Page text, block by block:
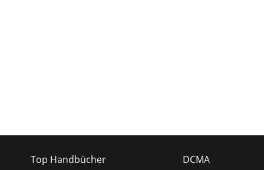
Top Handbücher
DCMA